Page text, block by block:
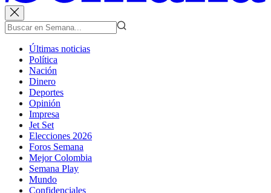
Últimas noticias
Política
Nación
Dinero
Deportes
Opinión
Impresa
Jet Set
Elecciones 2026
Foros Semana
Mejor Colombia
Semana Play
Mundo
Confidenciales